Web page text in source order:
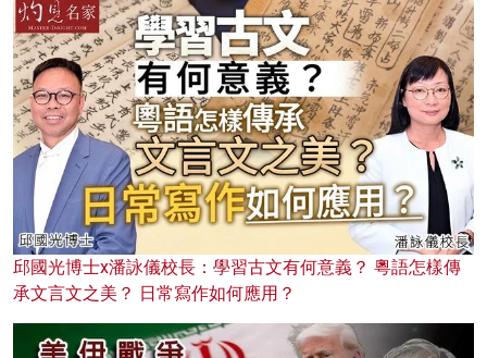
邱國光博士x潘詠儀校長：學習古文有何意義？ 粵語怎樣傳
承文言文之美？ 日常寫作如何應用？